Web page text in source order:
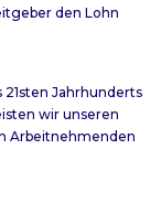
den Lohn
21sten Jahrhunderts
wir unseren
Arbeitnehmenden